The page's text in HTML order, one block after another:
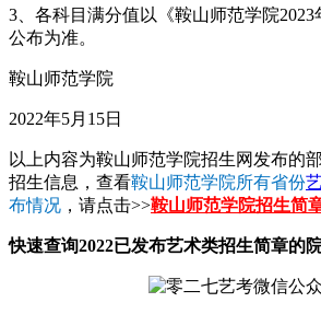
3、各科目满分值以《鞍山师范学院2023
公布为准。
鞍山师范学院
2022年5月15日
以上内容为鞍山师范学院招生网发布的
招生信息，查看鞍山师范学院所有省份
布情况 ，请点击>>鞍山师范学院招生简
快速查询2022已发布艺术类招生简章的